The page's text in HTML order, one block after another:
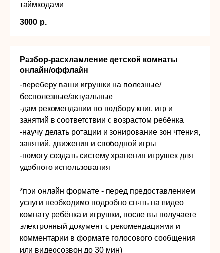
таймкодами
3000 р.
Разбор-расхламление детской комнаты
онлайн/оффлайн
-переберу ваши игрушки на полезные/
бесполезные/актуальные
-дам рекомендации по подбору книг, игр и
занятий в соответствии с возрастом ребёнка
-научу делать ротации и зонирование зон чтения,
занятий, движения и свободной игры
-помогу создать систему хранения игрушек для
удобного использования
*при онлайн формате - перед предоставлением
услуги необходимо подробно снять на видео
комнату ребёнка и игрушки, после вы получаете
электронный документ с рекомендациями и
комментарии в формате голосового сообщения
или видеосозвон до 30 мин)